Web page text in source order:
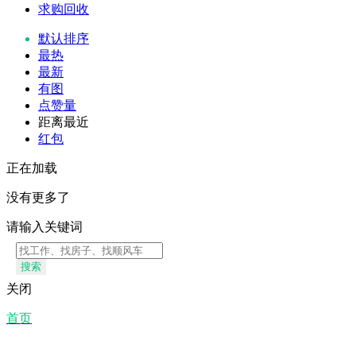
求购回收
默认排序
最热
最新
有图
点赞量
距离最近
红包
正在加载
没有更多了
请输入关键词
搜索
关闭
首页